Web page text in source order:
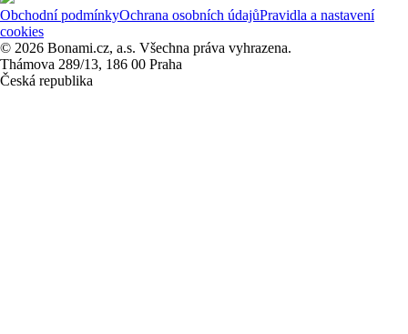
Obchodní podmínkyOchrana osobních údajůPravidla a nastavení
cookies
© 2026 Bonami.cz, a.s. Všechna práva vyhrazena.
Thámova 289/13, 186 00 Praha
Česká republika